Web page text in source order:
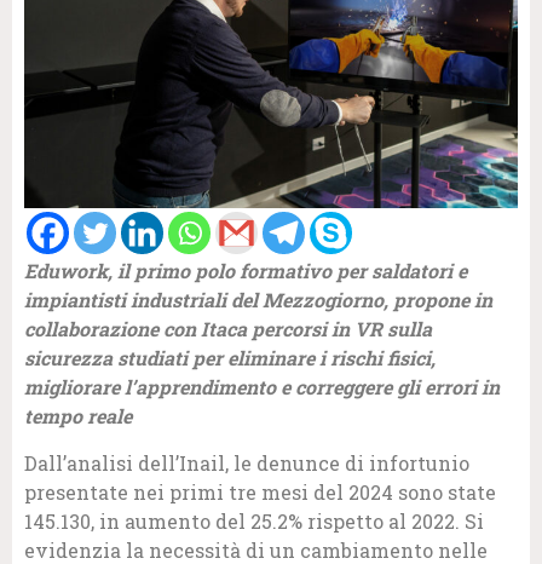
Eduwork, il primo polo formativo per saldatori e
impiantisti industriali del Mezzogiorno, propone in
collaborazione con Itaca percorsi in VR sulla
sicurezza studiati per eliminare i rischi fisici,
migliorare l’apprendimento e correggere gli errori in
tempo reale
Dall’analisi dell’Inail, le denunce di infortunio
presentate nei primi tre mesi del 2024 sono state
145.130, in aumento del 25.2% rispetto al 2022. Si
evidenzia la necessità di un cambiamento nelle